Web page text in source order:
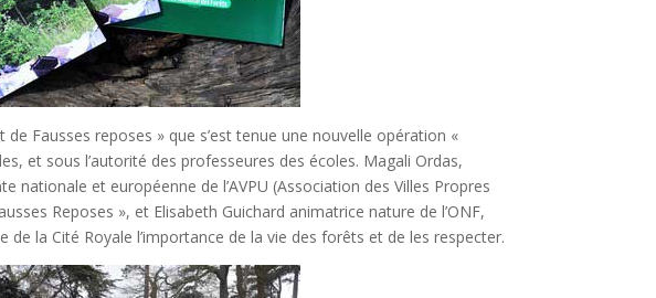
de Fausses reposes » que s’est tenue une nouvelle opération «
et sous l’autorité des professeures des écoles. Magali Ordas,
nationale et européenne de l’AVPU (Association des Villes Propres
Reposes », et Elisabeth Guichard animatrice nature de l’ONF,
la Cité Royale l’importance de la vie des forêts et de les respecter.